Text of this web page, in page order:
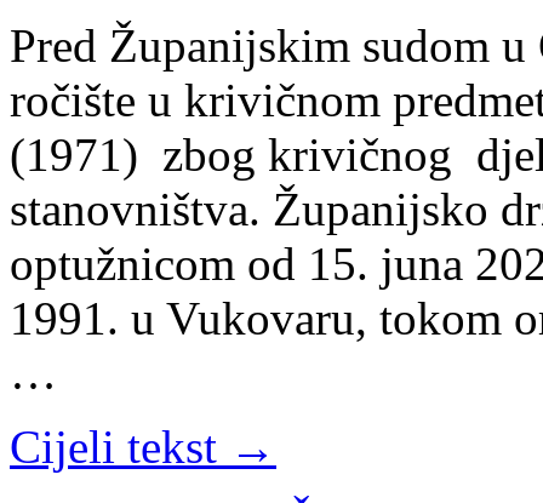
Pred Županijskim sudom u
ročište u krivičnom
(1971) zbog krivičnog
stanovništva. Županijsko
optužnicom od 15. juna
1991. u Vukovaru, tokom
…
Cijeli tekst →